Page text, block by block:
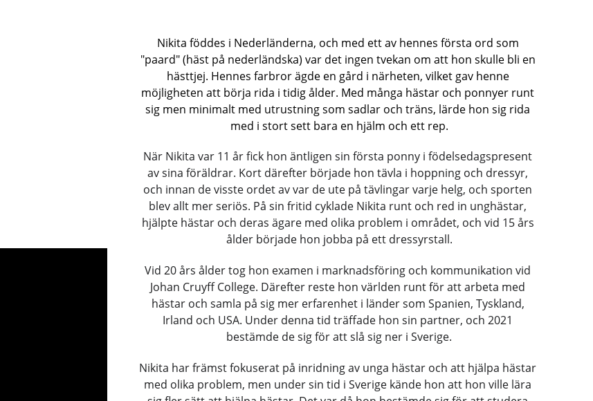
Nikita föddes i Nederländerna, och med ett av hennes första ord som
"paard" (häst på nederländska) var det ingen tvekan om att hon skulle bli en
hästtjej. Hennes farbror ägde en gård i närheten, vilket gav henne
möjligheten att börja rida i tidig ålder. Med många hästar och ponnyer runt
sig men minimalt med utrustning som sadlar och träns, lärde hon sig rida
med i stort sett bara en hjälm och ett rep.
När Nikita var 11 år fick hon äntligen sin första ponny i födelsedagspresent
av sina föräldrar. Kort därefter började hon tävla i hoppning och dressyr,
och innan de visste ordet av var de ute på tävlingar varje helg, och sporten
blev allt mer seriös. På sin fritid cyklade Nikita runt och red in unghästar,
hjälpte hästar och deras ägare med olika problem i området, och vid 15 års
ålder började hon jobba på ett dressyrstall.
Vid 20 års ålder tog hon examen i marknadsföring och kommunikation vid
Johan Cruyff College. Därefter reste hon världen runt för att arbeta med
hästar och samla på sig mer erfarenhet i länder som Spanien, Tyskland,
Irland och USA. Under denna tid träffade hon sin partner, och 2021
bestämde de sig för att slå sig ner i Sverige.
Nikita har främst fokuserat på inridning av unga hästar och att hjälpa hästar
med olika problem, men under sin tid i Sverige kände hon att hon ville lära